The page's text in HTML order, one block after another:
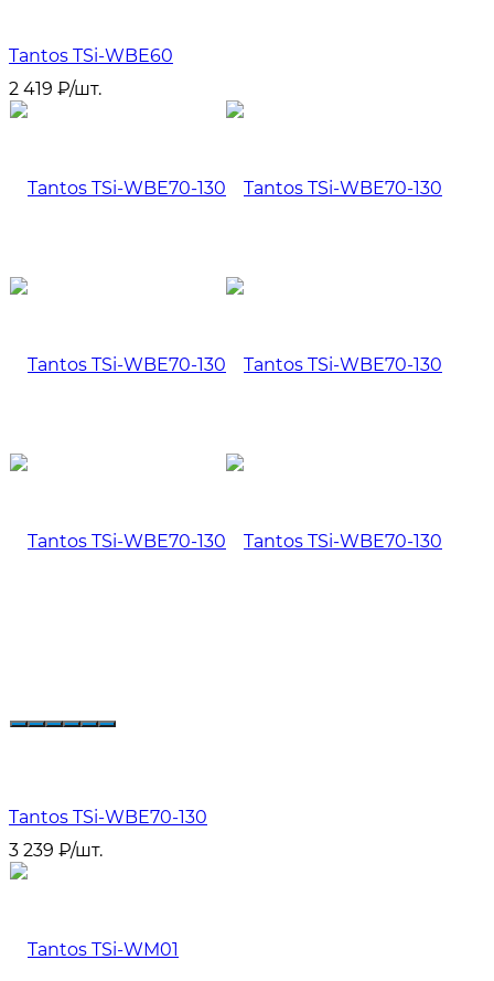
Tantos TSi-WBE60
2 419 ₽/шт.
Tantos TSi-WBE70-130
3 239 ₽/шт.